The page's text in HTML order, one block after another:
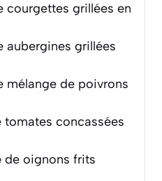
courgettes grillées en
aubergines grillées
mélange de poivrons
tomates concassées
de oignons frits